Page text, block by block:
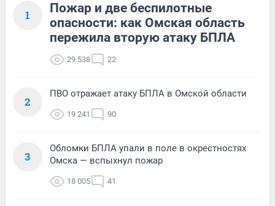
1
Пожар и две беспилотные
опасности: как Омская область
пережила вторую атаку БПЛА
29 538 22
2
ПВО отражает атаку БПЛА в Омской области
19 241 90
3
Обломки БПЛА упали в поле в окрестностях
Омска — вспыхнул пожар
18 005 41